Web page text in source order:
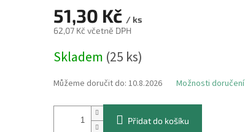
51,30 Kč / ks
62,07 Kč včetně DPH
cena:
Skladem (25 ks)
Můžeme doručit do: 10.8.2026 Možnosti doručení
Přidat do košíku